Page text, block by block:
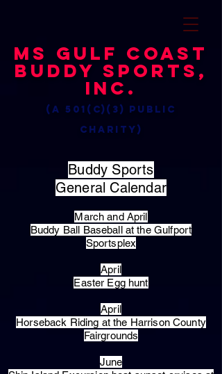
MS Gulf Coast
Buddy Sports,
Inc.
(a 501(c)(3) public
charity)
Buddy Sports
General Calendar
March and April
Buddy Ball Baseball at the Gulfport
Sportsplex
April
Easter Egg hunt
April
Horseback Riding at the Harrison County
Fairgrounds
June